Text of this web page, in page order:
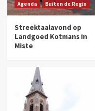
Agenda Buiten de Regio
Streektaalavond op
Landgoed Kotmans in
Miste